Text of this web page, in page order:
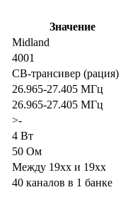
Значение
Midland
4001
CB-трансивер (рация)
26.965-27.405 МГц
26.965-27.405 МГц
>-
4 Вт
50 Ом
Между 19xx и 19xx
40 каналов в 1 банке